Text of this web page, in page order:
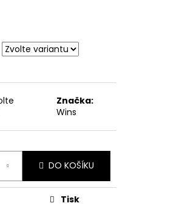
Značka:
Wins
DO KOŠÍKU
Tisk